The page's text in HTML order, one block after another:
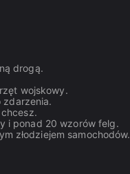
drogą.
wojskowy.
zdarzenia.
i ponad 20 wzorów felg.
złodziejem samochodów.